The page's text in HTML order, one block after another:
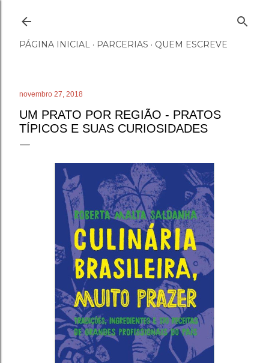
PÁGINA INICIAL PARCERIAS QUEM ESCREVE
novembro 27, 2018
UM PRATO POR REGIÃO - PRATOS
TÍPICOS E SUAS CURIOSIDADES